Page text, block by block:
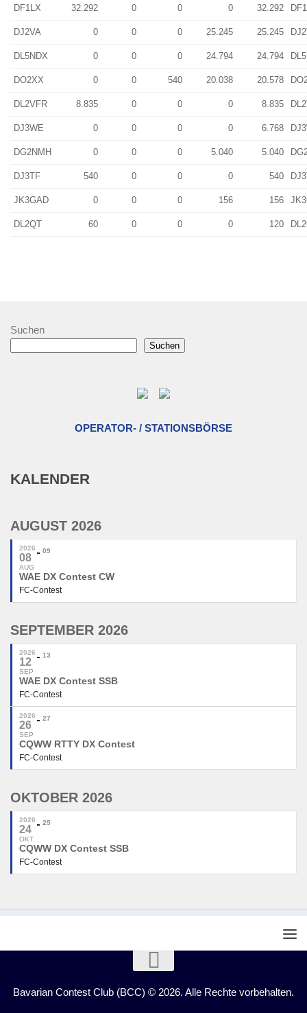
DF1LX 32.292 0 0 0 32.292
DJ2VA 0 0 0 25.245 25.245
DL5NDX 0 0 0 24.794 24.794
DO2XX 0 0 540 20.038 20.578
DL2VFR 8.835 0 0 0 8.835
DJ3WE 0 0 0 0 6.768
DG2NMH 0 0 0 5.040 5.040
DJ3TF 540 0 0 0 540
JK3GAD 0 0 0 156 156
DL2QT 60 0 0 0 120
Suchen
Suchen
OPERATOR- / STATIONSBÖRSE
KALENDER
AUGUST 2026
2026
08
AUG
09
WAE DX Contest CW
FC-Contest
SEPTEMBER 2026
2026
12
SEP
13
WAE DX Contest SSB
FC-Contest
2026
26
SEP
27
CQWW RTTY DX Contest
FC-Contest
OKTOBER 2026
2026
24
OKT
25
CQWW DX Contest SSB
FC-Contest
Bavarian Contest Club (BCC) © 2026. Alle Rechte vorbehalten.